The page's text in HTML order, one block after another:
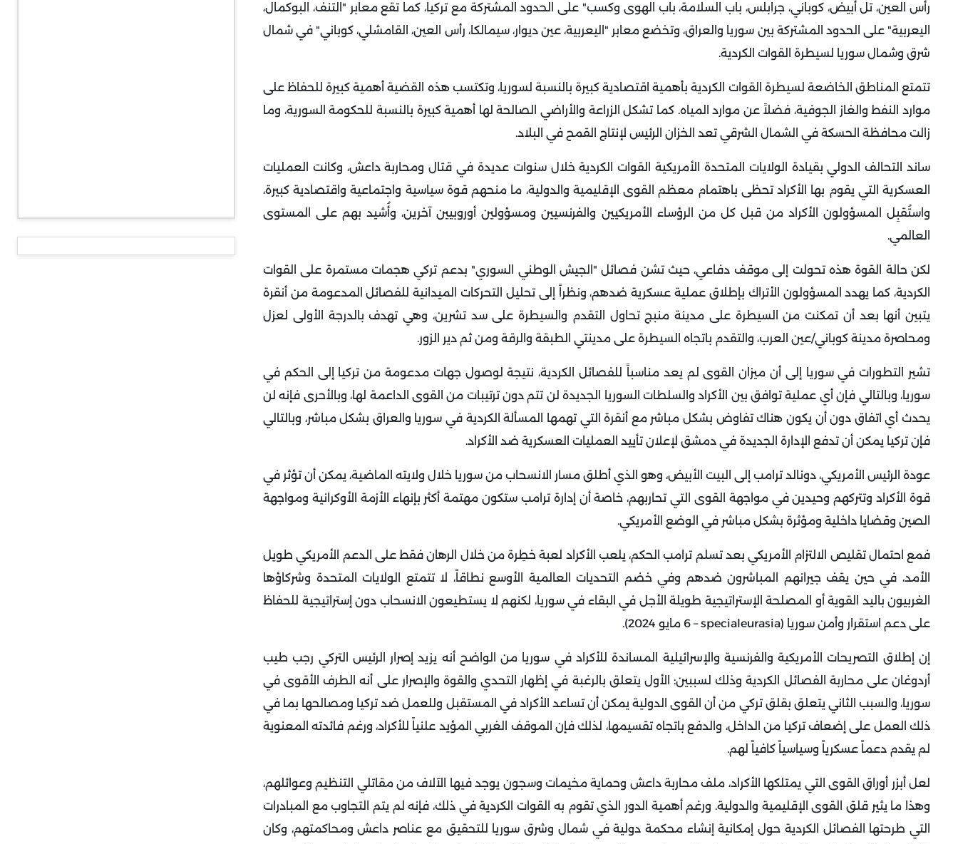
رأس العين، تل أبيض، كوباني، جرابلس، باب السلامة، باب الهوى وكسب" على الحدود المشتركة مع تركيا، كما تقع معابر "التنف، البوكمال،
اليعربية" على الحدود المشتركة بين سوريا والعراق، وتخضع معابر "اليعربية، عين ديوار، سيمالكا، رأس العين، القامشلي، كوباني" في شمال
شرق وشمال سوريا لسيطرة القوات الكردية.
تتمتع المناطق الخاضعة لسيطرة القوات الكردية بأهمية اقتصادية كبيرة بالنسبة لسوريا، وتكتسب هذه القضية أهمية كبيرة للحفاظ على
موارد النفط والغاز الجوفية، فضلاً عن موارد المياه. كما تشكل الزراعة والأراضي الصالحة لها أهمية كبيرة بالنسبة للحكومة السورية، وما
زالت محافظة الحسكة في الشمال الشرقي تعد الخزان الرئيس لإنتاج القمح في البلاد.
ساند التحالف الدولي بقيادة الولايات المتحدة الأمريكية القوات الكردية خلال سنوات عديدة في قتال ومحاربة داعش، وكانت العمليات
العسكرية التي يقوم بها الأكراد تحظى باهتمام معظم القوى الإقليمية والدولية، ما منحهم قوة سياسية واجتماعية واقتصادية كبيرة،
واستُقبِل المسؤولون الأكراد من قبل كل من الرؤساء الأمريكيين والفرنسيين ومسؤولين أوروبيين آخرين، وأُشيد بهم على المستوى
العالمي.
لكن حالة القوة هذه تحولت إلى موقف دفاعي، حيث تشن فصائل "الجيش الوطني السوري" بدعم تركي هجمات مستمرة على القوات
الكردية، كما يهدد المسؤولون الأتراك بإطلاق عملية عسكرية ضدهم، ونظراً إلى تحليل التحركات الميدانية للفصائل المدعومة من أنقرة
يتبين أنها بعد أن تمكنت من السيطرة على مدينة منبج تحاول التقدم والسيطرة على سد تشرين، وهي تهدف بالدرجة الأولى لعزل
ومحاصرة مدينة كوباني/عين العرب، والتقدم باتجاه السيطرة على مدينتي الطبقة والرقة ومن ثم دير الزور.
تشير التطورات في سوريا إلى أن ميزان القوى لم يعد مناسباً للفصائل الكردية، نتيجة لوصول جهات مدعومة من تركيا إلى الحكم في
سوريا، وبالتالي فإن أي عملية توافق بين الأكراد والسلطات السوريا الجديدة لن تتم دون ترتيبات من القوى الداعمة لها، وبالأحرى فإنه لن
يحدث أي اتفاق دون أن يكون هناك تفاوض بشكل مباشر مع أنقرة التي تهمها المسألة الكردية في سوريا والعراق بشكل مباشر، وبالتالي
فإن تركيا يمكن أن تدفع الإدارة الجديدة في دمشق لإعلان تأييد العمليات العسكرية ضد الأكراد.
عودة الرئيس الأمريكي، دونالد ترامب إلى البيت الأبيض، وهو الذي أطلق مسار الانسحاب من سوريا خلال ولايته الماضية، يمكن أن تؤثر في
قوة الأكراد وتتركهم وحيدين في مواجهة القوى التي تحاربهم، خاصة أن إدارة ترامب ستكون مهتمة أكثر بإنهاء الأزمة الأوكرانية ومواجهة
الصين وقضايا داخلية ومؤثرة بشكل مباشر في الوضع الأمريكي.
فمع احتمال تقليص الالتزام الأمريكي بعد تسلم ترامب الحكم، يلعب الأكراد لعبة خطِرة من خلال الرهان فقط على الدعم الأمريكي طويل
الأمد، في حين يقف جيرانهم المباشرون ضدهم وفي خضم التحديات العالمية الأوسع نطاقاً، لا تتمتع الولايات المتحدة وشركاؤها
الغربيون باليد القوية أو المصلحة الإستراتيجية طويلة الأجل في البقاء في سوريا، لكنهم لا يستطيعون الانسحاب دون إستراتيجية للحفاظ
على دعم استقرار وأمن سوريا (specialeurasia – 6 مايو 2024).
إن إطلاق التصريحات الأمريكية والفرنسية والإسرائيلية المساندة للأكراد في سوريا من الواضح أنه يزيد إصرار الرئيس التركي رجب طيب
أردوغان على محاربة الفصائل الكردية وذلك لسببين: الأول يتعلق بالرغبة في إظهار التحدي والقوة والإصرار على أنه الطرف الأقوى في
سوريا، والسبب الثاني يتعلق بقلق تركي من أن القوى الدولية يمكن أن تساعد الأكراد في المستقبل وللعمل ضد تركيا ومصالحها بما في
ذلك العمل على إضعاف تركيا من الداخل، والدفع باتجاه تقسيمها، لذلك فإن الموقف الغربي المؤيد علنياً للأكراد، ورغم فائدته المعنوية
لم يقدم دعماً عسكرياً وسياسياً كافياً لهم.
لعل أبزر أوراق القوى التي يمتلكها الأكراد، ملف محاربة داعش وحماية مخيمات وسجون يوجد فيها الآلاف من مقاتلي التنظيم وعوائلهم،
وهذا ما يثير قلق القوى الإقليمية والدولية. ورغم أهمية الدور الذي تقوم به القوات الكردية في ذلك، فإنه لم يتم التجاوب مع المبادرات
التي طرحتها الفصائل الكردية حول إمكانية إنشاء محكمة دولية في شمال وشرق سوريا للتحقيق مع عناصر داعش ومحاكمتهم، وكان